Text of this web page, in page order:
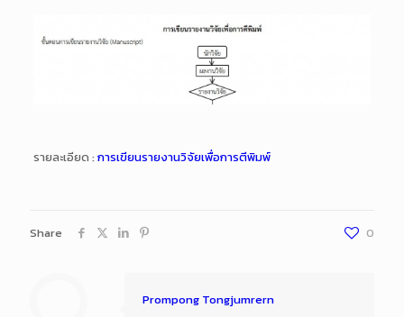
รายละเอียด : การเขียนรายงานวิจัยเพื่อการตีพิมพ์
Share 0
Prompong Tongjumrern